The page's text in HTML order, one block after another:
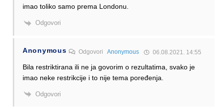
imao toliko samo prema Londonu.
Odgovori
Anonymous OdgovoriAnonymous 06.08.2021. 14:55
Bila restriktirana ili ne ja govorim o rezultatima, svako je
imao neke restrikcije i to nije tema poređenja.
Odgovori